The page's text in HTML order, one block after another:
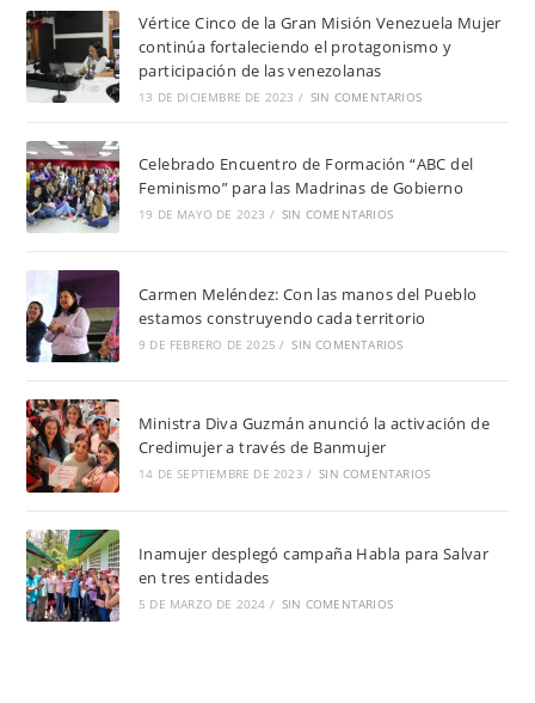
Vértice Cinco de la Gran Misión Venezuela Mujer
continúa fortaleciendo el protagonismo y
participación de las venezolanas
13 DE DICIEMBRE DE 2023 / SIN COMENTARIOS
Celebrado Encuentro de Formación “ABC del
Feminismo” para las Madrinas de Gobierno
19 DE MAYO DE 2023 / SIN COMENTARIOS
Carmen Meléndez: Con las manos del Pueblo
estamos construyendo cada territorio
9 DE FEBRERO DE 2025 / SIN COMENTARIOS
Ministra Diva Guzmán anunció la activación de
Credimujer a través de Banmujer
14 DE SEPTIEMBRE DE 2023 / SIN COMENTARIOS
Inamujer desplegó campaña Habla para Salvar
en tres entidades
5 DE MARZO DE 2024 / SIN COMENTARIOS